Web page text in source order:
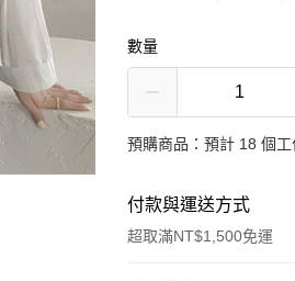
數量
預購商品：預計 18 個工
付款與運送方式
超取滿NT$1,500免運